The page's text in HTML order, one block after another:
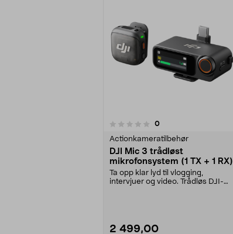
0anmeldelser
Actionkameratilbehør
DJI Mic 3 trådløst
mikrofonsystem (1 TX + 1 RX)
Ta opp klar lyd til vlogging,
intervjuer og video. Trådløs DJI-
2 499,00